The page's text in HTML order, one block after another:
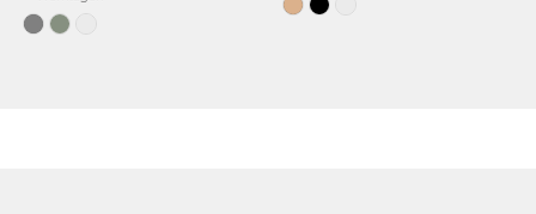
GrauWeiches
Grün
JuteSchwarz